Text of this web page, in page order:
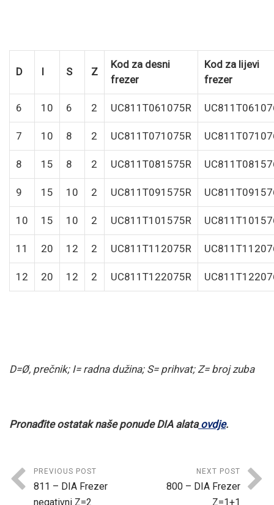
D I S Z
Kod za desni
frezer
Kod za lijevi
frezer
6 10 6 2 UC811T061075R
7 10 8 2 UC811T071075R
8 15 8 2 UC811T081575R
9 15 10 2 UC811T091575R
10 15 10 2 UC811T101575R
11 20 12 2 UC811T112075R
12 20 12 2 UC811T122075R
D=Ø, prečnik; I= radna dužina; S= prihvat; Z= broj zuba
Pronađite ostatak naše ponude DIA alataovdje.
PREVIOUS POST
811 – DIA Frezer
negativni Z=2
NEXT POST
800 – DIA Frezer
Z=1+1